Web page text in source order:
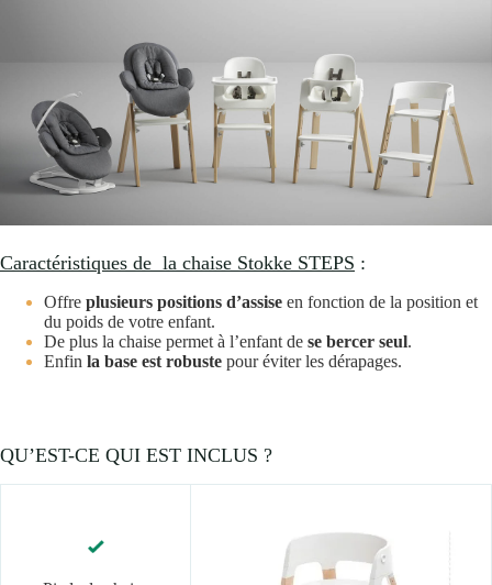
Caractéristiques de la chaise Stokke STEPS :
Offre plusieurs positions d’assise en fonction de la position et
du poids de votre enfant.
De plus la chaise permet à l’enfant de se bercer seul.
Enfin la base est robuste pour éviter les dérapages.
QU’EST-CE QUI EST INCLUS ?